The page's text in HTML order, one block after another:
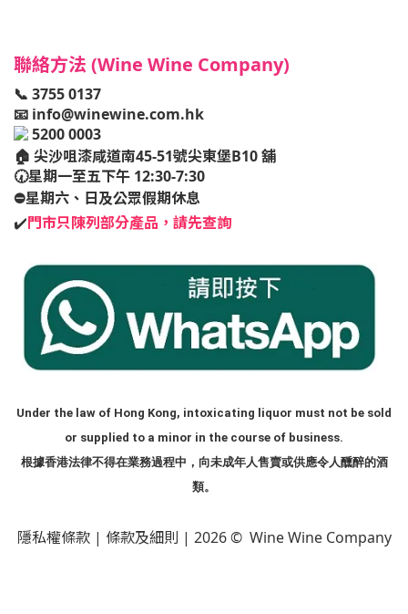
聯絡方法 (Wine Wine Company)
📞 3755 0137
📧 info@winewine.com.hk
5200 0003
🏠 尖沙咀漆咸道南45-51號尖東堡B10 舖
🕢星期一至五下午 12:30-7:30
⛔️星期六、日及公眾假期休息
✔️門市只陳列部分產品，請先查詢
Under the law of Hong Kong, intoxicating liquor must not be sold
or supplied to a minor in the course of business.
根據香港法律不得在業務過程中，向未成年人售賣或供應令人醺醉的酒
類。
隱私權條款 | 條款及細則 | 2026 © Wine Wine Company